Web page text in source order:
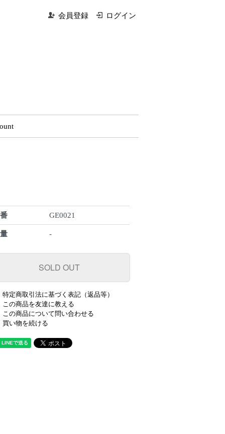
会員登録 ログイン
GE0021
-
特定商取引法に基づく表記（返品等）
この商品を友達に教える
この商品について問い合わせる
買い物を続ける